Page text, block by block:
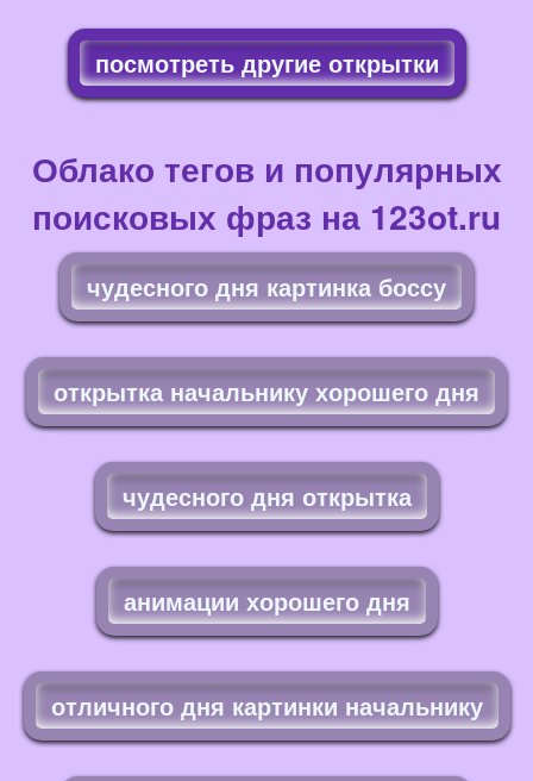
посмотреть другие открытки
Облако тегов и популярных
поисковых фраз на 123ot.ru
чудесного дня картинка боссу
открытка начальнику хорошего дня
чудесного дня открытка
анимации хорошего дня
отличного дня картинки начальнику